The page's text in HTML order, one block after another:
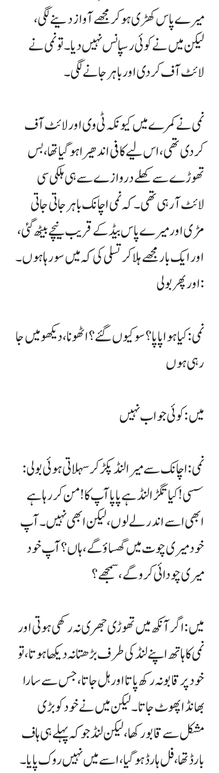
میرے پاس کھڑی ہو کر مجھے آواز دینے لگی،
لیکن میں نے کوئی رسپانس نہیں دیا۔ تو نمی نے
لائٹ آف کر دی اور باہر جانے لگی۔
نمی نے کمرے میں کیونکہ ٹی وی اور لائٹ آف
کر دی تھی، اس لیے کافی اندھیرا ہو گیا تھا، بس
تھوڑے سے کھلے دروازے سے ہی ہلکی سی
لائٹ آ رہی تھی۔ کہ نمی اچانک باہر جاتی جاتی
مڑی اور میرے پاس بیڈ کے قریب نیچے بیٹھ گئی،
اور ایک بار مجھے ہلا کر تسلی کی کہ میں سو رہا ہوں۔
اور پھر بولی:
نمی: کیا ہوا پاپا؟ سو کیوں گئے؟ اٹھو نا، دیکھو میں جا
رہی ہوں
میں : کوئی جواب نہیں
نمی: اچانک سے میرا لنڈ پکڑ کر سہلاتی ہوئی بولی:
سسی ! کیا تگڑا لنڈ ہے پاپا آپ کا ! من کر رہا ہے
ابھی اسے اندر لے لوں، لیکن ابھی نہیں۔ آپ
خود میری چوت میں گھساؤ گے، ہاں؟ آپ خود
میری چودائی کرو گے، سمجھے؟
میں : اگر آنکھ میں تھوڑی جھری نہ رکھی ہوتی اور
نمی کا ہاتھ اپنے لنڈ کی طرف بڑھتا نہ دیکھا ہوتا، تو
خود پر قابو نہ رکھ پاتا اور ہل جاتا، جس سے سارا
بھانڈا پھوٹ جاتا۔ لیکن میں نے خود کو بڑی
مشکل سے قابو رکھا، لیکن لنڈ جو کہ پہلے ہی ہاف
بارڈ تھا، فل ہارڈ ہو گیا، اسے میں نہیں روک پایا۔